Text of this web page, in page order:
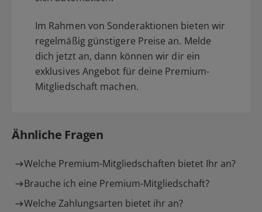
Im Rahmen von Sonderaktionen bieten wir
regelmäßig günstigere Preise an. Melde
dich jetzt an, dann können wir dir ein
exklusives Angebot für deine Premium-
Mitgliedschaft machen.
Ähnliche Fragen
Welche Premium-Mitgliedschaften bietet Ihr an?
Brauche ich eine Premium-Mitgliedschaft?
Welche Zahlungsarten bietet ihr an?